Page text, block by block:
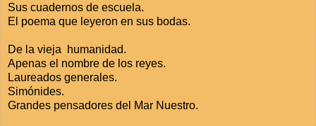
Sus cuadernos de escuela.
El poema que leyeron en sus bodas.
De la vieja humanidad.
Apenas el nombre de los reyes.
Laureados generales.
Simónides.
Grandes pensadores del Mar Nuestro.